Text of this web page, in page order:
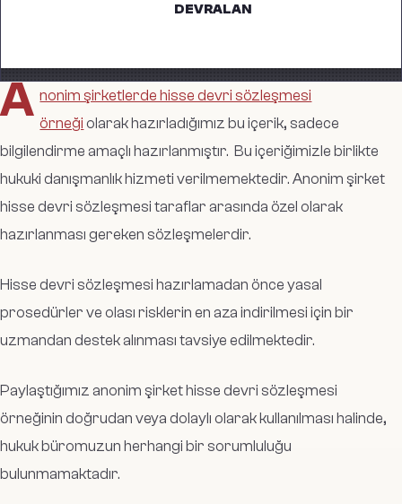
DEVRALAN
A nonim şirketlerde hisse devri sözleşmesi
örneği olarak hazırladığımız bu içerik, sadece
bilgilendirme amaçlı hazırlanmıştır. Bu içeriğimizle birlikte
hukuki danışmanlık hizmeti verilmemektedir. Anonim şirket
hisse devri sözleşmesi taraflar arasında özel olarak
hazırlanması gereken sözleşmelerdir.
Hisse devri sözleşmesi hazırlamadan önce yasal
prosedürler ve olası risklerin en aza indirilmesi için bir
uzmandan destek alınması tavsiye edilmektedir.
Paylaştığımız anonim şirket hisse devri sözleşmesi
örneğinin doğrudan veya dolaylı olarak kullanılması halinde,
hukuk büromuzun herhangi bir sorumluluğu
bulunmamaktadır.